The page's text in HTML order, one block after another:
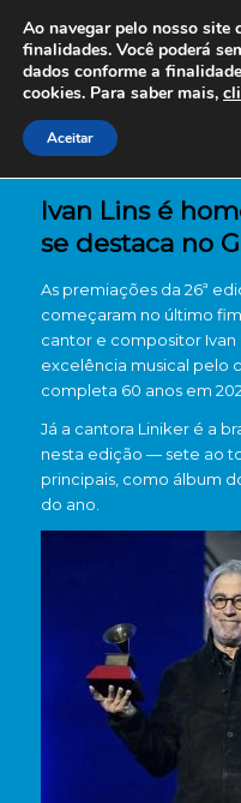
Ivan Lins é
se destaca no
As premiações da 26ª
começaram no último
cantor e compositor
excelência musical pelo
completa 60 anos em
Já a cantora Liniker é a
nesta edição — sete ao
principais, como álbum
do ano.
Ao navegar pelo nosso site
finalidades. Você poderá
dados conforme a
cookies. Para saber mais,
Aceitar